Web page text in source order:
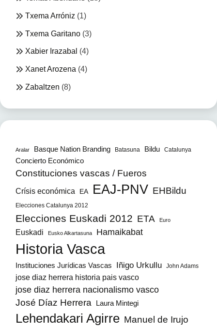
Txema Arróniz (1)
Txema Garitano (3)
Xabier Irazabal (4)
Xanet Arozena (4)
Zabaltzen (8)
Aralar Basque Nation Branding Batasuna Bildu Catalunya
Concierto Económico
Constituciones vascas / Fueros
Crísis económica EA EAJ-PNV EHBildu
Elecciones Catalunya 2012
Elecciones Euskadi 2012 ETA Euro
Euskadi Eusko Alkartasuna Hamaikabat
Historia Vasca
Instituciones Jurídicas Vascas Iñigo Urkullu John Adams
jose diaz herrera historia pais vasco
jose diaz herrera nacionalismo vasco
José Díaz Herrera Laura Mintegi
Lehendakari Agirre Manuel de Irujo